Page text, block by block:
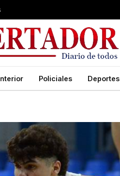
Policiales Deportes